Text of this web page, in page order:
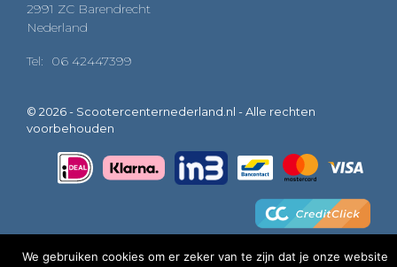
2991 ZC Barendrecht
Nederland
Tel: 06 42447399
© 2026 - Scootercenternederland.nl - Alle rechten
voorbehouden
We gebruiken cookies om er zeker van te zijn dat je onze website